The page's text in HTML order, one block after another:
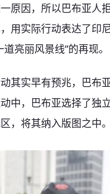
原因，所以巴布亚人
用实际行动表达了印
亮丽风景线”的再现。
其实早有预兆，巴布
中，巴布亚选择了独
，将其纳入版图之中。